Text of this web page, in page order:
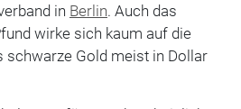
in Berlin. Auch das
wirke sich kaum auf die
schwarze Gold meist in Dollar